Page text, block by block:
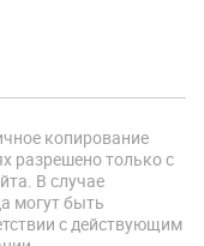
копирование
разрешено только с
В случае
могут быть
с действующим